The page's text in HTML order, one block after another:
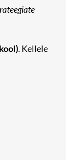
. Kellele